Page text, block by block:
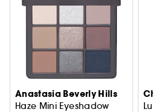
Anastasia Beverly Hills
Haze Mini Eyeshadow